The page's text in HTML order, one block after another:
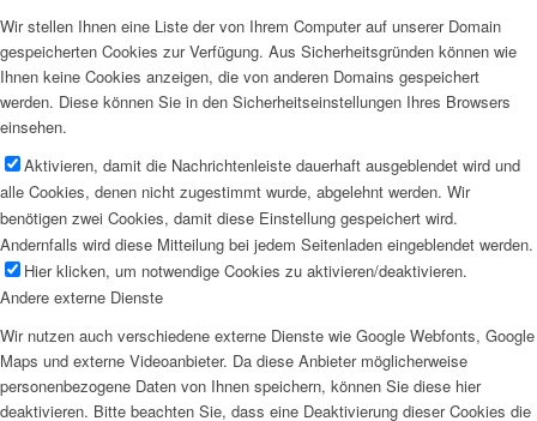
Wir stellen Ihnen eine Liste der von Ihrem Computer auf unserer Domain
gespeicherten Cookies zur Verfügung. Aus Sicherheitsgründen können wie
Ihnen keine Cookies anzeigen, die von anderen Domains gespeichert
werden. Diese können Sie in den Sicherheitseinstellungen Ihres Browsers
einsehen.
Aktivieren, damit die Nachrichtenleiste dauerhaft ausgeblendet wird und
alle Cookies, denen nicht zugestimmt wurde, abgelehnt werden. Wir
benötigen zwei Cookies, damit diese Einstellung gespeichert wird.
Andernfalls wird diese Mitteilung bei jedem Seitenladen eingeblendet werden.
Hier klicken, um notwendige Cookies zu aktivieren/deaktivieren.
Andere externe Dienste
Wir nutzen auch verschiedene externe Dienste wie Google Webfonts, Google
Maps und externe Videoanbieter. Da diese Anbieter möglicherweise
personenbezogene Daten von Ihnen speichern, können Sie diese hier
deaktivieren. Bitte beachten Sie, dass eine Deaktivierung dieser Cookies die